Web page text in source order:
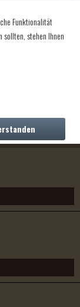
Funktionalität
sollten, stehen Ihnen